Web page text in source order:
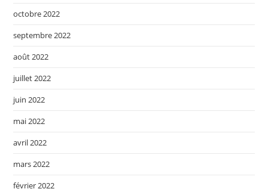
octobre 2022
septembre 2022
août 2022
juillet 2022
juin 2022
mai 2022
avril 2022
mars 2022
février 2022